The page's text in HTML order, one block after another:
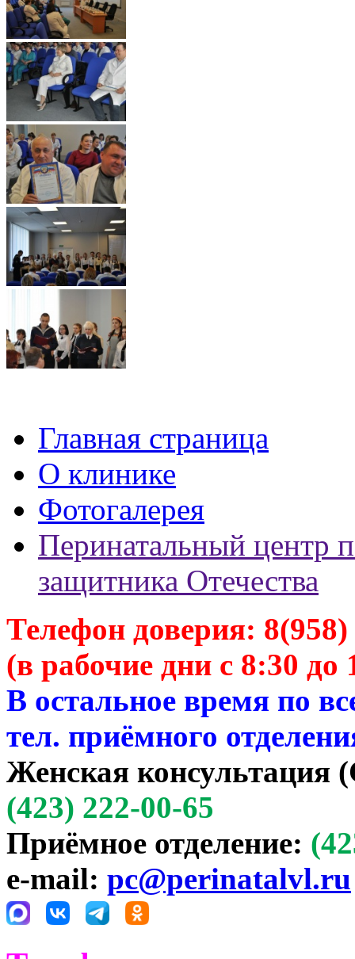
Главная страница
О клинике
Фотогалерея
Перинатальный центр
защитника Отечества
Телефон доверия:
(в рабочие дни с 8:30 до
В остальное время по
тел. приёмного
Женская консультация
(423) 222-00-65
Приёмное отделение:
e-mail: pc@perinatalvl.ru